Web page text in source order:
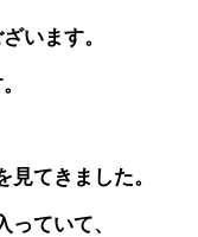
います。
てきました。
ていて、